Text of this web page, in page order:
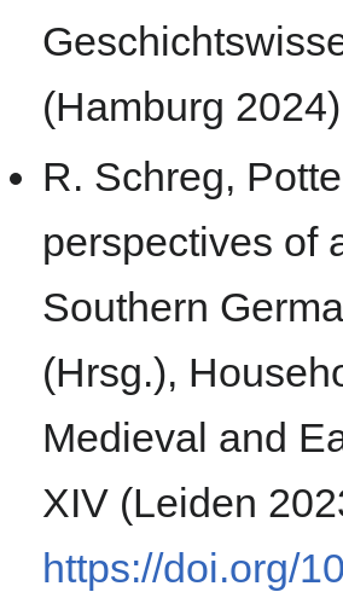
(Hamburg
R. Schreg,
perspectives of
Southern
(Hrsg.),
Medieval and
XIV (Leiden
https://doi.org/